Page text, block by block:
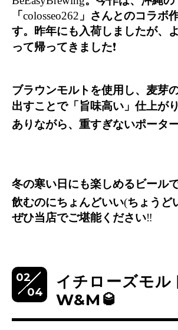
「colosseo262 」さんとのコラボ
す。昨年にも入荷しましたが、
って帰ってきました❗️
ブラウンモルトを使用し、麦芽
出すことで「旨味高い」仕上が
ありながら、重すぎないポータ
冬の寒い日にも楽しめるビール
飲むのにちょんどいい(ちょうど
ぜひ当店でご堪能ください‼️
02
04
イチローズモ
W&M🥃